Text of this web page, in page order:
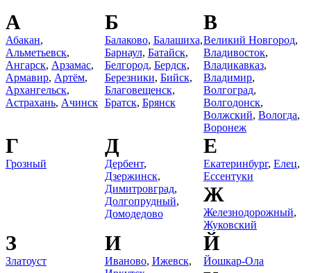
А
Абакан,
Альметьевск,
Ангарск, Арзамас,
Армавир, Артём,
Архангельск,
Астрахань, Ачинск
Б
Балаково, Балашиха,
Барнаул, Батайск,
Белгород, Бердск,
Березники, Бийск,
Благовещенск,
Братск, Брянск
В
Великий Новгород,
Владивосток,
Владикавказ,
Владимир,
Волгоград,
Волгодонск,
Волжский,Вологда,
Воронеж
Г
Грозный
Д
Дербент,
Дзержинск,
Димитровград,
Долгопрудный,
Домодедово
Е
Екатеринбург,Елец,
Ессентуки
Ж
Железнодорожный,
Жуковский
З
Златоуст
И
Иваново, Ижевск,
Й
Йошкар-Ола